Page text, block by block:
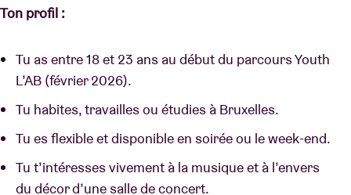
Ton profil :
Tu as entre 18 et 23 ans au début du parcours Youth
L’AB (février 2026).
Tu habites, travailles ou étudies à Bruxelles.
Tu es flexible et disponible en soirée ou le week-end.
Tu t’intéresses vivement à la musique et à l’envers
du décor d’une salle de concert.